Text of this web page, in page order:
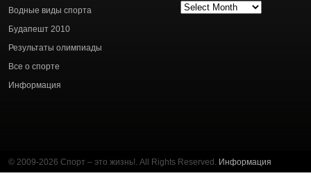
Водные виды спорта
Будапешт 2010
Результаты олимпиады
Все о спорте
Информация
Архив
© 2009-2026 Спорт – это жизнь!. All Rights Reserved. Информация